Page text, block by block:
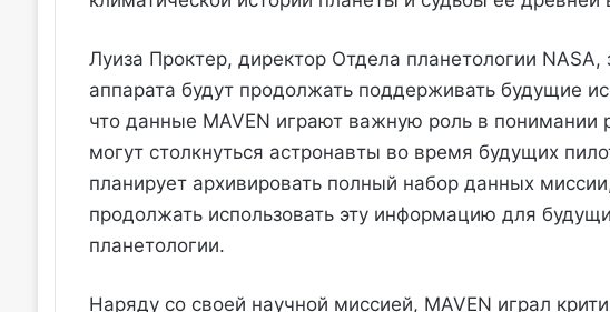
Луиза Проктер, директор Отдела планетологии NASA,
аппарата будут продолжать поддерживать будущие
что данные MAVEN играют важную роль в понимании
могут столкнуться астронавты во время будущих
планирует архивировать полный набор данных
продолжать использовать эту информацию для
планетологии.
Наряду со своей научной миссией, MAVEN играл